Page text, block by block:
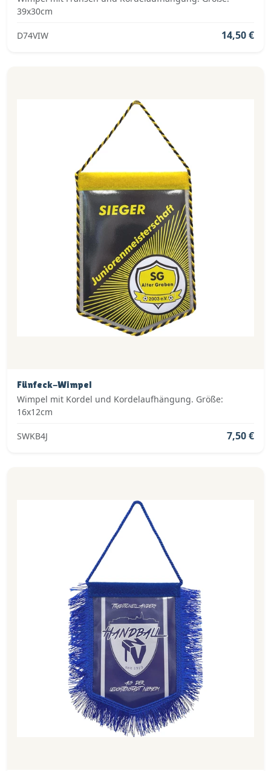
39x30cm
D74VIW 14,50 €
Fünfeck-Wimpel
Wimpel mit Kordel und Kordelaufhängung. Größe:
16x12cm
SWKB4J 7,50 €